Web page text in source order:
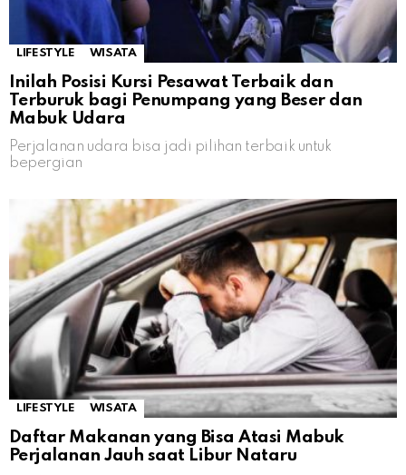
LIFESTYLE WISATA
Inilah Posisi Kursi Pesawat Terbaik dan
Terburuk bagi Penumpang yang Beser dan
Mabuk Udara
Perjalanan udara bisa jadi pilihan terbaik untuk
bepergian
LIFESTYLE WISATA
Daftar Makanan yang Bisa Atasi Mabuk
Perjalanan Jauh saat Libur Nataru